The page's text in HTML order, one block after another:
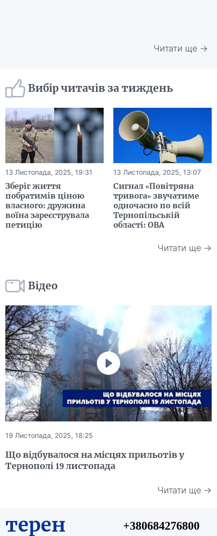
Читати ще →
Вибір читачів за тиждень
13 Листопада, 2025, 19:31
Зберіг життя
побратимів ціною
власного: дружина
воїна зареєструвала
петицію
13 Листопада, 2025, 13:07
Сигнал «Повітряна
тривога» звучатиме
одночасно по всій
Тернопільській
області: ОВА
Читати ще →
Відео
19 Листопада, 2025, 18:25
Що відбувалося на місцях прильотів у
Тернополі 19 листопада
Читати ще →
терен +380684276800